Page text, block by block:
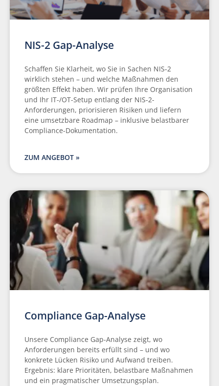
NIS-2 Gap-Analyse
Schaffen Sie Klarheit, wo Sie in Sachen NIS‑2
wirklich stehen – und welche Maßnahmen den
größten Effekt haben. Wir prüfen Ihre Organisation
und Ihr IT-/OT-Setup entlang der NIS‑2-
Anforderungen, priorisieren Risiken und liefern
eine umsetzbare Roadmap – inklusive belastbarer
Compliance-Dokumentation.
ZUM ANGEBOT »
Compliance Gap-Analyse
Unsere Compliance Gap-Analyse zeigt, wo
Anforderungen bereits erfüllt sind – und wo
konkrete Lücken Risiko und Aufwand treiben.
Ergebnis: klare Prioritäten, belastbare Maßnahmen
und ein pragmatischer Umsetzungsplan.